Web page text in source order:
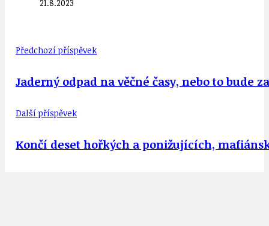
21.8.2023
Předchozí příspěvek
Jaderný odpad na věčné časy, nebo to bude
Další příspěvek
Končí deset hořkých a ponižujících,